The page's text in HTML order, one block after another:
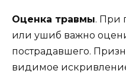
Оценка травмы. При
или ушиб важно
пострадавшего.
видимое